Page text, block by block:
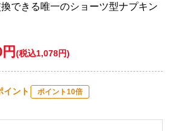
できる唯一のショーツ型ナプキン
(税込1,078円)
イント ポイント10倍